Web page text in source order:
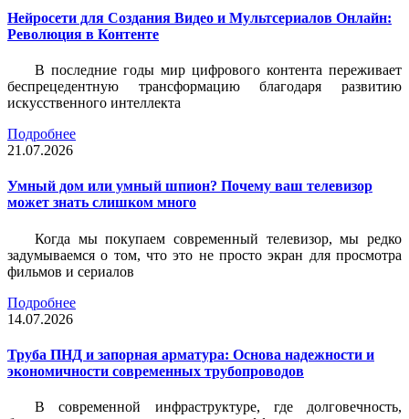
Нейросети для Создания Видео и Мультсериалов Онлайн:
Революция в Контенте
В последние годы мир цифрового контента переживает
беспрецедентную трансформацию благодаря развитию
искусственного интеллекта
Подробнее
21.07.2026
Умный дом или умный шпион? Почему ваш телевизор
может знать слишком много
Когда мы покупаем современный телевизор, мы редко
задумываемся о том, что это не просто экран для просмотра
фильмов и сериалов
Подробнее
14.07.2026
Труба ПНД и запорная арматура: Основа надежности и
экономичности современных трубопроводов
В современной инфраструктуре, где долговечность,